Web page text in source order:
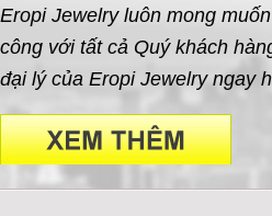
Eropi Jewelry luôn mong
công với tất cả Quý khách
đại lý của Eropi Jewelry ngay